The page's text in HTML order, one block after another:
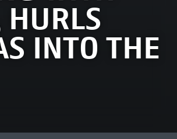
HURLS
INTO THE